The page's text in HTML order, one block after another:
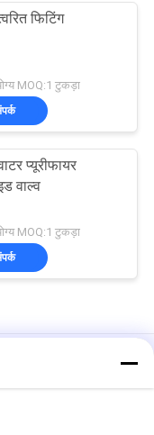
फिटिंग
MOQ:1 टुकड़ा
प्यूरीफायर
वाल्व
MOQ:1 टुकड़ा
से बंद इलेक्ट्रोमैग्नेटिक कॉइल
कॉइल 220VAC 110VAC